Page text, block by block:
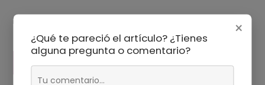
×
¿Qué te pareció el artículo? ¿Tienes
alguna pregunta o comentario?